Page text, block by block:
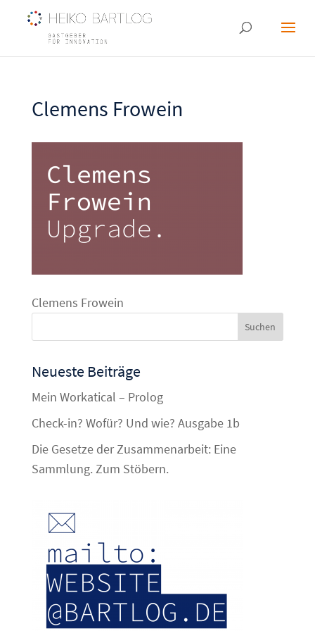
Clemens Frowein
Clemens Frowein
Neueste Beiträge
Mein Workatical – Prolog
Check-in? Wofür? Und wie? Ausgabe 1b
Die Gesetze der Zusammenarbeit: Eine
Sammlung. Zum Stöbern.